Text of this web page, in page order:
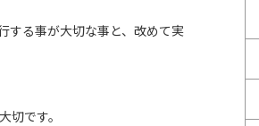
する事が大切な事と、改めて実
です。